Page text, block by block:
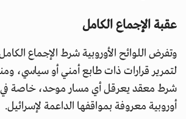
عقبة الإجماع الكامل
لتمرير قرارات ذات طابع أمني أو سياسي،
شرط معقد يعرقل أي مسار موحد، خاصة
أوروبية معروفة بمواقفها الداعمة لإسرائيل.